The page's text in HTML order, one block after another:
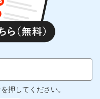
押してください。